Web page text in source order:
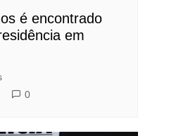
é encontrado
em
0